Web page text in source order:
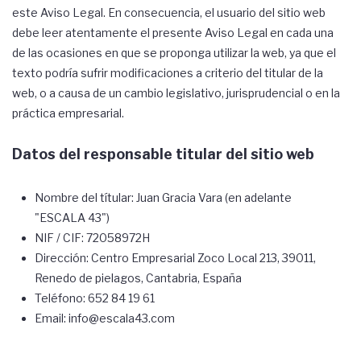
este Aviso Legal. En consecuencia, el usuario del sitio web
debe leer atentamente el presente Aviso Legal en cada una
de las ocasiones en que se proponga utilizar la web, ya que el
texto podría sufrir modificaciones a criterio del titular de la
web, o a causa de un cambio legislativo, jurisprudencial o en la
práctica empresarial.
Datos del responsable titular del sitio web
Nombre del títular: Juan Gracia Vara (en adelante
"ESCALA 43")
NIF / CIF: 72058972H
Dirección: Centro Empresarial Zoco Local 213, 39011,
Renedo de pielagos, Cantabria, España
Teléfono: 652 84 19 61
Email: info@escala43.com